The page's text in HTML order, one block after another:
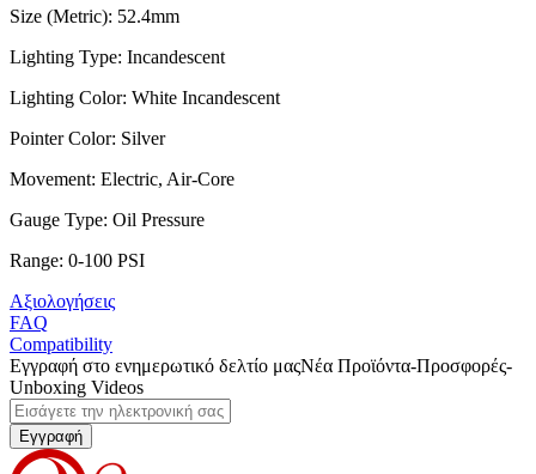
Size (Metric): 52.4mm
Lighting Type: Incandescent
Lighting Color: White Incandescent
Pointer Color: Silver
Movement: Electric, Air-Core
Gauge Type: Oil Pressure
Range: 0-100 PSI
Αξιολογήσεις
FAQ
Compatibility
Εγγραφή στο ενημερωτικό δελτίο μαςΝέα Προϊόντα-Προσφορές-
Unboxing Videos
Εγγραφή